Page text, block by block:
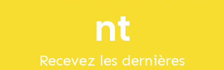
nt
Recevez les dernières